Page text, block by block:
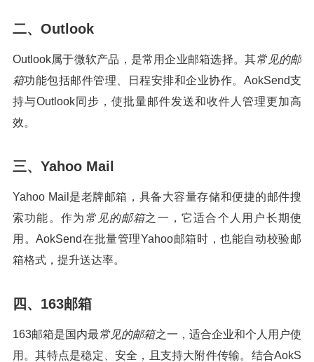
二、Outlook
Outlook属于微软产品，是常用企业邮箱选择。其常见的邮
箱功能包括邮件管理、日程安排和企业协作。AokSend支
持与Outlook同步，使批量邮件发送和收件人管理更加高
效。
三、Yahoo Mail
Yahoo Mail是老牌邮箱，具备大容量存储和便捷的邮件搜
索功能。作为 常见的邮箱之一，它适合个人用户长期使
用。AokSend在批量管理Yahoo邮箱时，也能自动校验邮
箱格式，提升送达率。
四、163邮箱
163邮箱是国内最常见的邮箱之一，适合企业和个人用户使
用。其特点是稳定、安全，且支持大附件传输。结合AokS